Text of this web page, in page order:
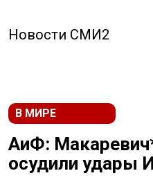
Новости СМИ2
В МИРЕ
АиФ:
осудили удары